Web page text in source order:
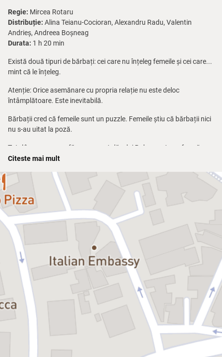
Regie: Mircea Rotaru
Distribuție: Alina Teianu-Cocioran, Alexandru Radu, Valentin
Andrieș, Andreea Boșneag
Durata: 1 h 20 min
Există două tipuri de bărbați: cei care nu înțeleg femeile și cei care...
mint că le înțeleg.
Atenție: Orice asemănare cu propria relație nu este deloc
întâmplătoare. Este inevitabilă.
Bărbații cred că femeile sunt un puzzle. Femeile știu că bărbații nici
nu s-au uitat la poză.
Totul începe cu o gafă monumentală a lui Rob, care transformă o
seară obișnuită într-un câmp de luptă și o aruncă pe Betty în pragul
Intră în scenă echipa de „intervenție”: Greg, fratele lui Rob, care e
gata să ofere cele mai proaste sfaturi posibile la un pahar de bere,
și Cheryl, soția lui, care transformă complicitatea feminină în artă
fină, pentru a-și susține prietena.
Pe două terase vecine, bărbații reinventează logica, iar femeile
disecă realitatea, înarmate cu un vin rece și o viziune mult mai clară
asupra ei.
Iar când cele două lumi se ciocnesc, rezultatul este o comedie a
erorilor în care toată lumea are dreptate și nimeni nu înțelege de ce.
O comedie despre efortul eroic de a înțelege sexul opus, când de
fapt tot ce trebuie să faci este să taci și să asculți!
Un spectacol pentru femeile care s-au săturat să explice și pentru
bărbații care încă mai speră că există un manual de utilizare.
Citeste mai mult